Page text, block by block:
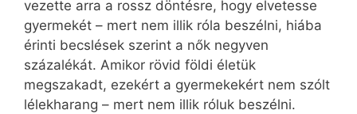
vezette arra a rossz döntésre, hogy elvetesse
gyermekét – mert nem illik róla beszélni, hiába
érinti becslések szerint a nők negyven
százalékát. Amikor rövid földi életük
megszakadt, ezekért a gyermekekért nem szólt
lélekharang – mert nem illik róluk beszélni.